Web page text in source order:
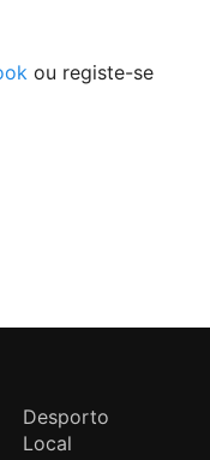
ou registe-se
Desporto
Local